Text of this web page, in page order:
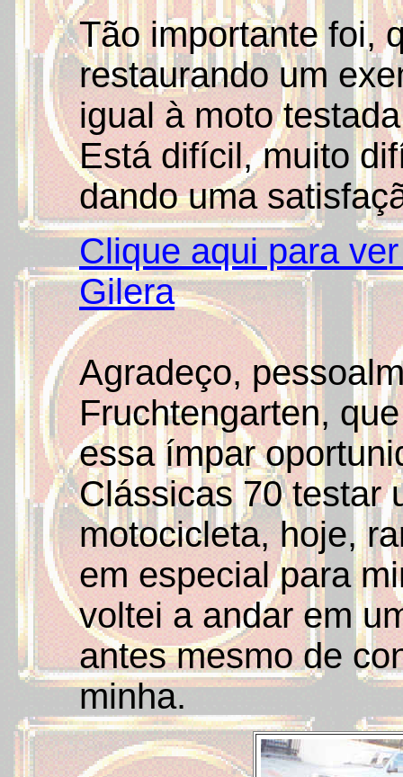
Tão importante foi,
restaurando um
igual à moto
Está difícil, muito
dando uma
Clique aqui para
Gilera
Agradeço,
Fruchtengarten,
essa ímpar
Clássicas 70 testar
motocicleta, hoje,
em especial para
voltei a andar em
antes mesmo de
minha.